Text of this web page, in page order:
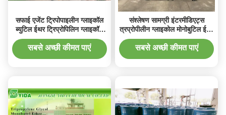
सफाई एजेंट ट्रिपोपाइलीन ग्लाइकॉल
ब्युटिल ईथर ट्रिप्रोपिलिन ग्लाइकॉल
मोनोब्युटिल ईथर काज नहीं 55 9 34-
93-5
सबसे अच्छी कीमत पाएं
संश्लेषण सामग्री इंटरमीडिएट्स
त्रप्रोपीलीन ग्लाइकोल मोनोबुटिल ईथर
कैस नं 55 9 34-93-5
सबसे अच्छी कीमत पाएं